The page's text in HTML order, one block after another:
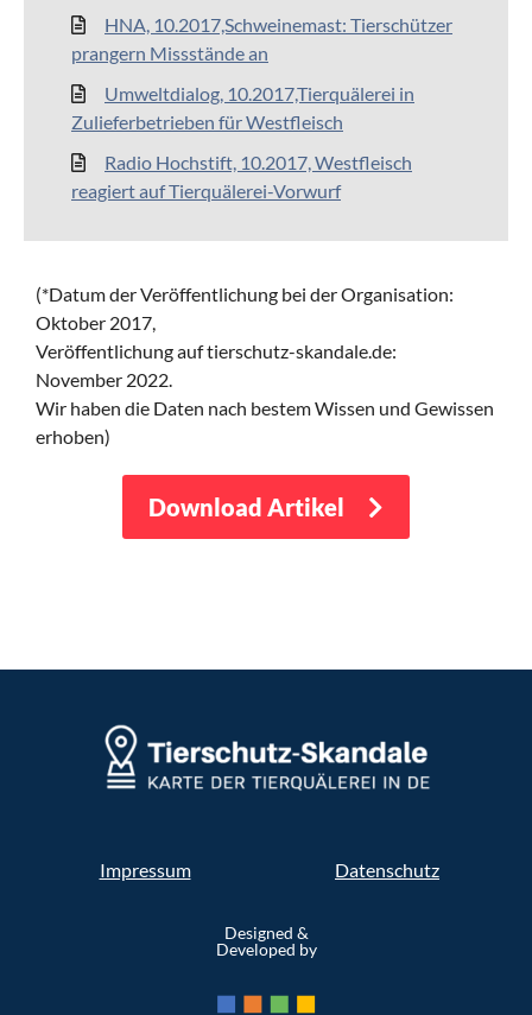
HNA, 10.2017,Schweinemast: Tierschützer
prangern Missstände an
Umweltdialog, 10.2017,Tierquälerei in
Zulieferbetrieben für Westfleisch
Radio Hochstift, 10.2017, Westfleisch
reagiert auf Tierquälerei-Vorwurf
(*Datum der Veröffentlichung bei der Organisation:
Oktober 2017,
Veröffentlichung auf tierschutz-skandale.de:
November 2022.
Wir haben die Daten nach bestem Wissen und Gewissen
erhoben)
Download Artikel
Impressum Datenschutz
Designed &
Developed by